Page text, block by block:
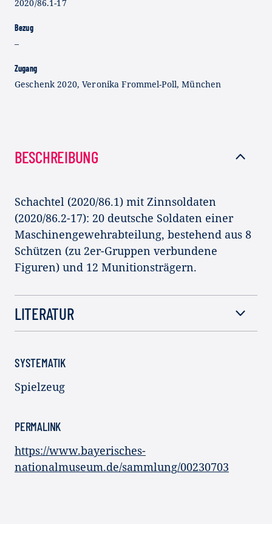
2020/86.1-17
Bezug
–
Zugang
Geschenk 2020, Veronika Frommel-Poll, München
BESCHREIBUNG
Schachtel (2020/86.1) mit Zinnsoldaten
(2020/86.2-17): 20 deutsche Soldaten einer
Maschinengewehrabteilung, bestehend aus 8
Schützen (zu 2er-Gruppen verbundene
Figuren) und 12 Munitionsträgern.
LITERATUR
SYSTEMATIK
Spielzeug
PERMALINK
https://www.bayerisches-
nationalmuseum.de/sammlung/00230703